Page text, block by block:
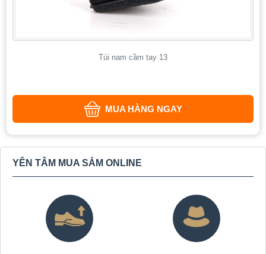
Túi nam cầm tay 13
MUA HÀNG NGAY
YÊN TÂM MUA SẮM ONLINE